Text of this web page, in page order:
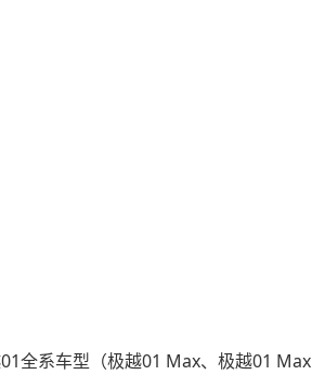
全系车型（极越01 Max、极越01 Max